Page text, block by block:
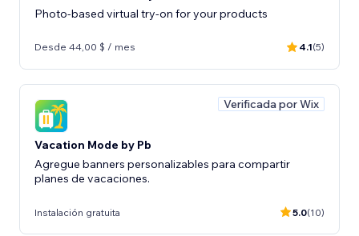
Photo-based virtual try-on for your products
Desde 44,00 $ / mes 4.1(5)
Verificada por Wix
Vacation Mode by Pb
Agregue banners personalizables para compartir
planes de vacaciones.
Instalación gratuita 5.0(10)